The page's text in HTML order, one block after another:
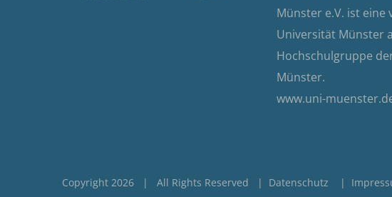
Münster e.V. ist eine
Universität Münster
Hochschulgruppe
Münster.
www.uni-
Copyright 2026 | All Rights Reserved | Datenschutz |